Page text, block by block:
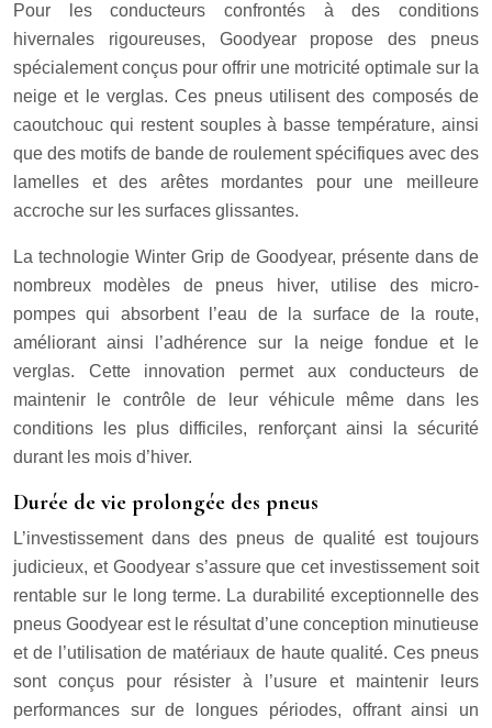
Pour les conducteurs confrontés à des conditions
hivernales rigoureuses, Goodyear propose des pneus
spécialement conçus pour offrir une motricité optimale sur la
neige et le verglas. Ces pneus utilisent des composés de
caoutchouc qui restent souples à basse température, ainsi
que des motifs de bande de roulement spécifiques avec des
lamelles et des arêtes mordantes pour une meilleure
accroche sur les surfaces glissantes.
La technologie Winter Grip de Goodyear, présente dans de
nombreux modèles de pneus hiver, utilise des micro-
pompes qui absorbent l’eau de la surface de la route,
améliorant ainsi l’adhérence sur la neige fondue et le
verglas. Cette innovation permet aux conducteurs de
maintenir le contrôle de leur véhicule même dans les
conditions les plus difficiles, renforçant ainsi la sécurité
durant les mois d’hiver.
Durée de vie prolongée des pneus
L’investissement dans des pneus de qualité est toujours
judicieux, et Goodyear s’assure que cet investissement soit
rentable sur le long terme. La durabilité exceptionnelle des
pneus Goodyear est le résultat d’une conception minutieuse
et de l’utilisation de matériaux de haute qualité. Ces pneus
sont conçus pour résister à l’usure et maintenir leurs
performances sur de longues périodes, offrant ainsi un